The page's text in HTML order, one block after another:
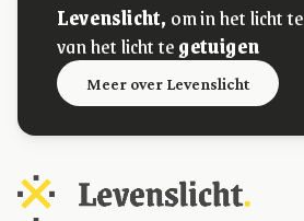
Levenslicht, om in het licht te
van het licht tegetuigen
Meer over Levenslicht